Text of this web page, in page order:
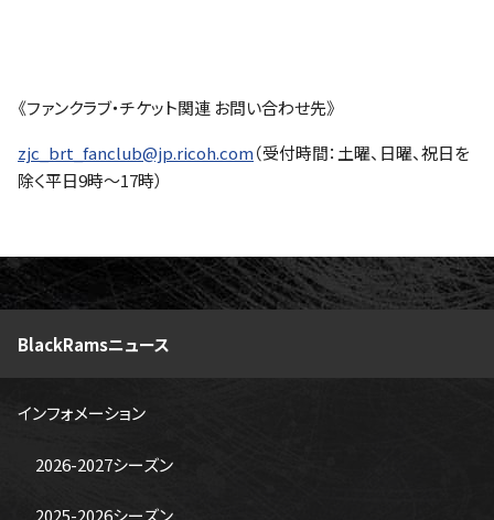
《ファンクラブ・チケット関連 お問い合わせ先》
zjc_brt_fanclub@jp.ricoh.com（受付時間：土曜、日曜、祝日を
除く平日9時～17時）
BlackRamsニュース
インフォメーション
2026-2027シーズン
2025-2026シーズン